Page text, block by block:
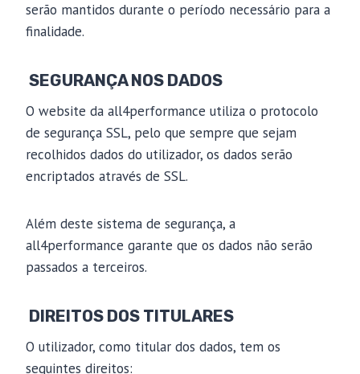
serão mantidos durante o período necessário para a
finalidade.
SEGURANÇA NOS DADOS
O website da all4performance utiliza o protocolo
de segurança SSL, pelo que sempre que sejam
recolhidos dados do utilizador, os dados serão
encriptados através de SSL.
Além deste sistema de segurança, a
all4performance garante que os dados não serão
passados a terceiros.
DIREITOS DOS TITULARES
O utilizador, como titular dos dados, tem os
seguintes direitos: